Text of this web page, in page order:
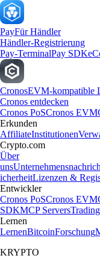
PayFür Händler
Händler-Registrierung
Pay-TerminalPay SDK
CronosEVM-kompatible
Cronos entdecken
Cronos PoSCronos EVM
Erkunden
AffiliateInstitutionen
Crypto.com
Über
uns
icherheitLizenzen &
Entwickler
Cronos PoSCronos EVM
SDKMCP Servers
Lernen
LernenBitcoinForschung
KRYPTO